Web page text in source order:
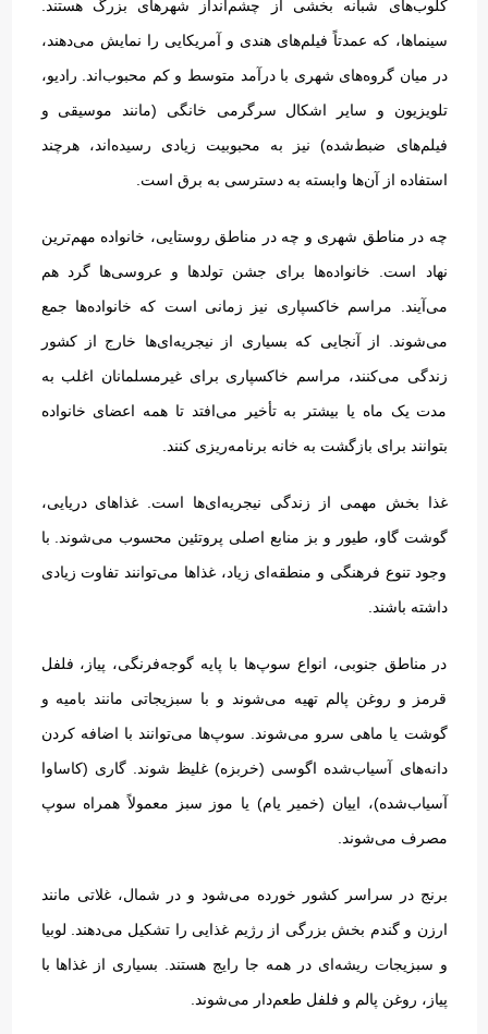
کلوب‌های شبانه بخشی از چشم‌انداز شهرهای بزرگ هستند
سینماها، که عمدتاً فیلم‌های هندی و آمریکایی را نمایش می‌دهند،
در میان گروه‌های شهری با درآمد متوسط و کم محبوب‌اند
رادیو،
تلویزیون و سایر اشکال سرگرمی خانگی (مانند موسیقی و
فیلم‌های ضبط‌شده) نیز به محبوبیت زیادی رسیده‌اند، هرچند
استفاده از آن‌ها وابسته به دسترسی به برق است
چه در مناطق شهری و چه در مناطق روستایی، خانواده مهم‌ترین
نهاد است
خانواده‌ها برای جشن تولدها و عروسی‌ها گرد هم
می‌آیند
مراسم خاکسپاری نیز زمانی است که خانواده‌ها جمع
می‌شوند
از آنجایی که بسیاری از نیجریه‌ای‌ها خارج از کشور
زندگی می‌کنند، مراسم خاکسپاری برای غیرمسلمانان اغلب به
مدت یک ماه یا بیشتر به تأخیر می‌افتد تا همه اعضای خانواده
بتوانند برای بازگشت به خانه برنامه‌ریزی کنند
غذا بخش مهمی از زندگی نیجریه‌ای‌ها است
غذاهای دریایی،
گوشت گاو، طیور و بز منابع اصلی پروتئین محسوب می‌شوند
با
وجود تنوع فرهنگی و منطقه‌ای زیاد، غذاها می‌توانند تفاوت زیادی
داشته باشند
در مناطق جنوبی، انواع سوپ‌ها با پایه گوجه‌فرنگی، پیاز، فلفل
قرمز و روغن پالم تهیه می‌شوند و با سبزیجاتی مانند بامیه و
گوشت یا ماهی سرو می‌شوند
سوپ‌ها می‌توانند با اضافه کردن
دانه‌های آسیاب‌شده اگوسی (خربزه)غلیظ شوند .گاری (کاساوا
آسیاب‌شده)، اییان (خمیر یام) یا موز سبز معمولاً همراه سوپ
مصرف می‌شوند
برنج در سراسر کشور خورده می‌شود و در شمال، غلاتی مانند
ارزن و گندم بخش بزرگی از رژیم غذایی را تشکیل می‌دهند
لوبیا
و سبزیجات ریشه‌ای در همه جا رایج هستند
بسیاری از غذاها با
پیاز، روغن پالم و فلفل طعم‌دار می‌شوند